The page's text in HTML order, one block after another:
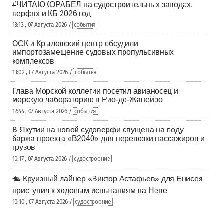
#ЧИТАЮКОРАБЕЛ на судостроительных заводах,
верфях и КБ 2026 год
13:13 , 07 Августа 2026 / события
ОСК и Крыловский центр обсудили
импортозамещение судовых пропульсивных
комплексов
13:02 , 07 Августа 2026 / события
Глава Морской коллегии посетил авианосец и
морскую лабораторию в Рио-де-Жанейро
12:44 , 07 Августа 2026 / события
В Якутии на новой судоверфи спущена на воду
баржа проекта «В2040» для перевозки пассажиров и
грузов
10:17 , 07 Августа 2026 / судостроение
🛳️ Круизный лайнер «Виктор Астафьев» для Енисея
приступил к ходовым испытаниям на Неве
10:10 , 07 Августа 2026 / судостроение